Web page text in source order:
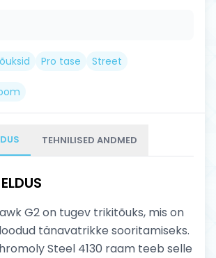
Pro tase Street
TEHNILISED ANDMED
G2 on tugev trikitõuks, mis on
tänavatrikke sooritamiseks.
Steel 4130 raam teeb selle